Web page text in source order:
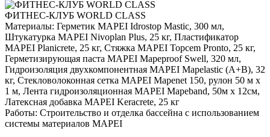
ФИТНЕС-КЛУБ WORLD CLASS
Материалы: Герметик MAPEI Idrostop Mastic, 300 мл,
Штукатурка MAPEI Nivoplan Plus, 25 кг, Пластификатор
MAPEI Planicrete, 25 кг, Стяжка MAPEI Topcem Pronto, 25 кг,
Герметизирующая паста MAPEI Mapeproof Swell, 320 мл,
Гидроизоляция двухкомпонентная MAPEI Mapelastic (А+B), 32
кг, Стекловолоконная сетка MAPEI Mapenet 150, рулон 50 м х
1 м, Лента гидроизоляционная MAPEI Mapeband, 50м x 12см,
Латексная добавка MAPEI Keracrete, 25 кг
Работы: Строительство и отделка бассейна с использованием
системы материалов MAPEI